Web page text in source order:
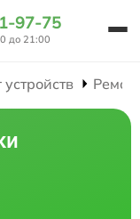
97-75
до 21:00
устройств